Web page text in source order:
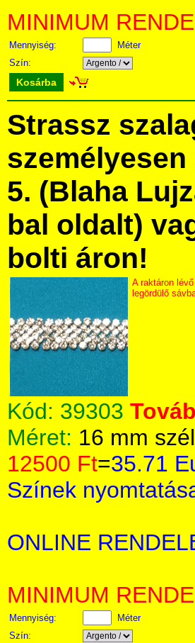
MINIMUM
Mennyiség:
Méter
Szín:
Kosárba
Strassz
5. (Blaha
bal oldalt)
bolti áron!
A raktáron
legördülő
Kód: 39303
Méret: 16 mm
12500 Ft=35.71
Színek
ONLINE
MINIMUM
Mennyiség:
Méter
Szín: